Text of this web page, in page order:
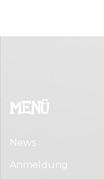
MENÜ
News
Anmeldung